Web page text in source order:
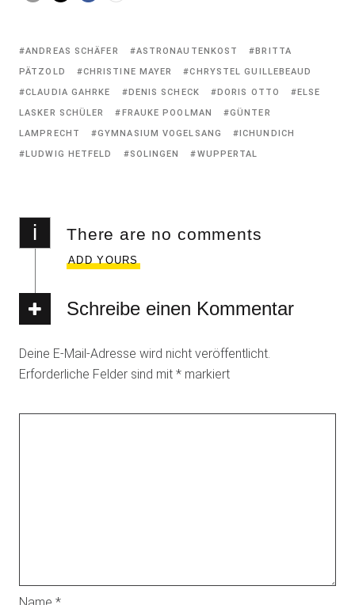
Tagged
with:
ANDREAS SCHÄFER ASTRONAUTENKOST
BRITTA
PÄTZOLD
CHRISTINE MAYER
CHRYSTEL GUILLEBEAUD
CLAUDIA GAHRKE
DENIS SCHECK DORIS OTTO
ELSE
LASKER SCHÜLER
FRAUKE POOLMAN
GÜNTER
LAMPRECHT
GYMNASIUM VOGELSANG
ICHUNDICH
LUDWIG HETFELD
SOLINGEN WUPPERTAL
i There are no comments
ADD YOURS
Schreibe einen Kommentar
Deine E-Mail-Adresse wird nicht veröffentlicht.
Erforderliche Felder sind mit * markiert